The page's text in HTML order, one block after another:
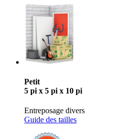
Petit
5 pi x 5 pi x 10 pi
Entreposage divers
Guide des tailles